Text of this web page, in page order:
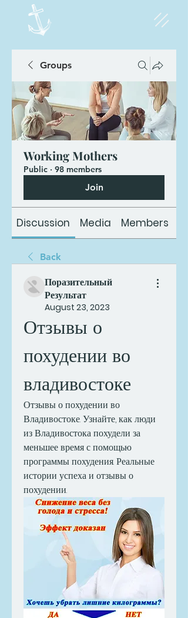
Groups
Working Mothers
Public · 98 members
Join
Discussion Media Members
Back
Поразительный
Результат
August 23, 2023
Отзывы о
похудении во
владивостоке
Отзывы о похудении во
Владивостоке. Узнайте, как люди
из Владивостока похудели за
меньшее время с помощью
программы похудения. Реальные
истории успеха и отзывы о
похудении.